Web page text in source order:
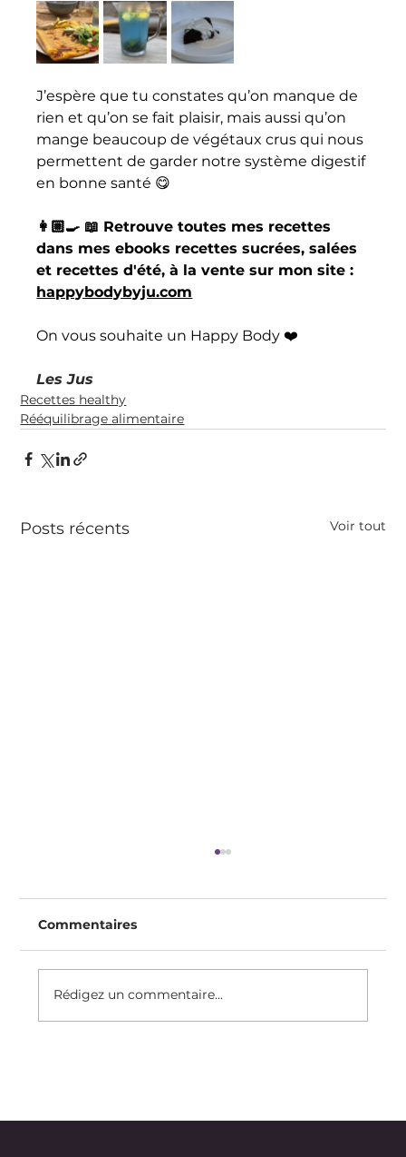
J’espère que tu constates qu’on manque de
rien et qu’on se fait plaisir, mais aussi qu’on
mange beaucoup de végétaux crus qui nous
permettent de garder notre système digestif
en bonne santé 😋
👩🏼‍🍳 📖 Retrouve toutes mes recettes
dans mes ebooks recettes sucrées, salées
et recettes d'été, à la vente sur mon site :
happybodybyju.com
On vous souhaite un Happy Body ❤️
Les Jus
Recettes healthy
Rééquilibrage alimentaire
Posts récents Voir tout
Commentaires
Rédigez un commentaire...